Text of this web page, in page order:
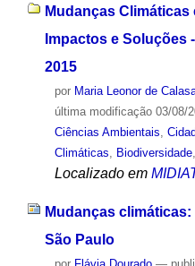
Mudanças Climáticas
Impactos e Soluções
2015
por Maria Leonor de
última modificação03/08/
Ciências Ambientais
Climáticas
Biodiversidade,
Localizado em
Mudanças
São Paulo